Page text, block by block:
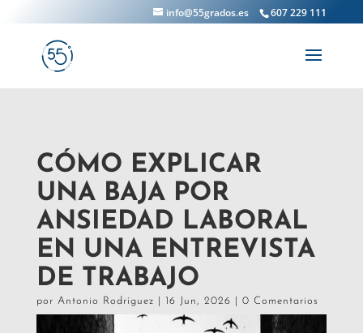
607 229 111
info@55grados.es
CÓMO EXPLICAR
UNA BAJA POR
ANSIEDAD LABORAL
EN UNA ENTREVISTA
DE TRABAJO
por Antonio Rodríguez 16 Jun, 2026 0 Comentarios